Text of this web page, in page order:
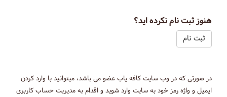
هنوز ثبت نام نکرده اید؟
ثبت نام
در صورتی که در وب سایت کافه یاب عضو می باشد، میتوانید با وارد کردن
ایمیل و واژه رمز خود به سایت وارد شوید و اقدام به مدیریت حساب کاربری